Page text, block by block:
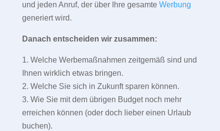
und jeden Anruf, der über Ihre gesamte Werbung
generiert wird.
Danach entscheiden wir zusammen:
1. Welche Werbemaßnahmen zeitgemäß sind und
Ihnen wirklich etwas bringen.
2. Welche Sie sich in Zukunft sparen können.
3. Wie Sie mit dem übrigen Budget noch mehr
erreichen können (oder doch lieber einen Urlaub
buchen).